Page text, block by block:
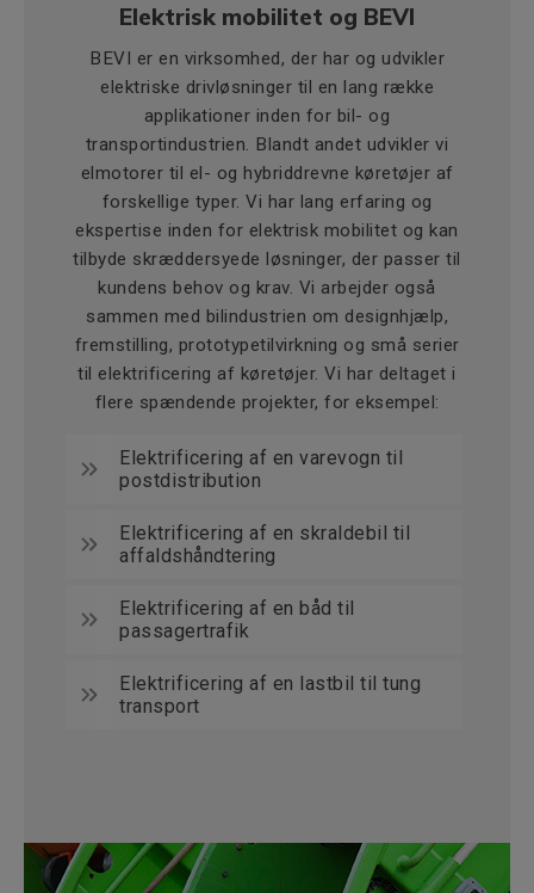
Elektrisk mobilitet og BEVI
BEVI er en virksomhed, der har og udvikler
elektriske drivløsninger til en lang række
applikationer inden for bil- og
transportindustrien. Blandt andet udvikler vi
elmotorer til el- og hybriddrevne køretøjer af
forskellige typer. Vi har lang erfaring og
ekspertise inden for elektrisk mobilitet og kan
tilbyde skræddersyede løsninger, der passer til
kundens behov og krav. Vi arbejder også
sammen med bilindustrien om designhjælp,
fremstilling, prototypetilvirkning og små serier
til elektrificering af køretøjer. Vi har deltaget i
flere spændende projekter, for eksempel:
Elektrificering af en varevogn til
postdistribution
Elektrificering af en skraldebil til
affaldshåndtering
Elektrificering af en båd til
passagertrafik
Elektrificering af en lastbil til tung
transport